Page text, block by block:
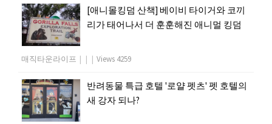
[애니몰킹덤 산책] 베이비 타이거와 코끼
리가 태어나서 더 훈훈해진 애니멀 킹덤
매직타운라이프 | | | Views 4259
반려동물 특급 호텔 '로얄 펫츠' 펫 호텔의
새 강자 되나?